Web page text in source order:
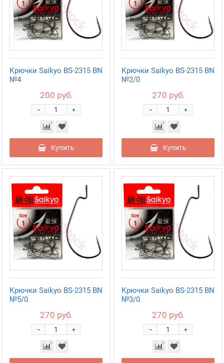
Крючки Saikyo BS-2315 BN
№4
200 руб.
+
-
Купить
Крючки Saikyo BS-2315 BN
№2/0
270 руб.
+
-
Купить
Крючки Saikyo BS-2315 BN
№5/0
270 руб.
+
-
Крючки Saikyo BS-2315 BN
№3/0
270 руб.
+
-